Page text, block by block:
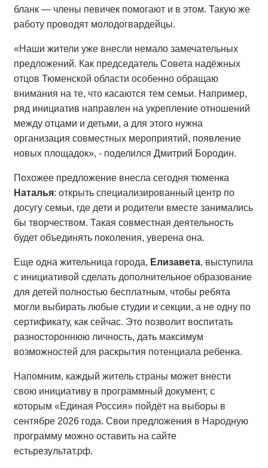
бланк — члены певичек помогают и в этом. Такую же
работу проводят молодогвардейцы.
«Наши жители уже внесли немало замечательных
предложений. Как председатель Совета надёжных
отцов Тюменской области особенно обращаю
внимания на те, что касаются тем семьи. Например,
ряд инициатив направлен на укрепление отношений
между отцами и детьми, а для этого нужна
организация совместных мероприятий, появление
новых площадок», - поделился Дмитрий Бородин.
Похожее предложение внесла сегодня тюменка
Наталья: открыть специализированный центр по
досугу семьи, где дети и родители вместе занимались
бы творчеством. Такая совместная деятельность
будет объединять поколения, уверена она.
Еще одна жительница города, Елизавета, выступила
с инициативой сделать дополнительное образование
для детей полностью бесплатным, чтобы ребята
могли выбирать любые студии и секции, а не одну по
сертификату, как сейчас. Это позволит воспитать
разностороннюю личность, дать максимум
возможностей для раскрытия потенциала ребенка.
Напомним, каждый житель страны может внести
свою инициативу в программный документ, с
которым «Единая Россия» пойдёт на выборы в
сентябре 2026 года. Свои предложения в Народную
программу можно оставить на сайте
естьрезультат.рф.